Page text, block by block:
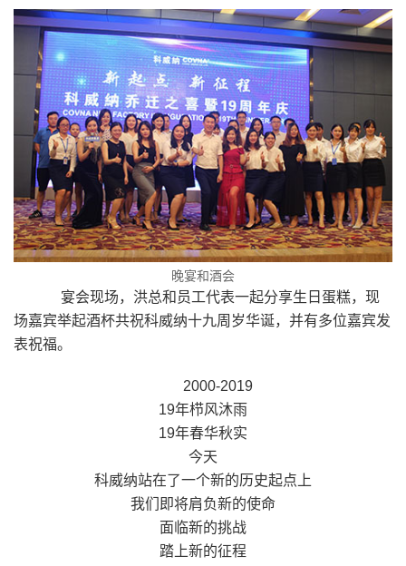
晚宴和酒会
宴会现场，洪总和员工代表一起分享生日蛋糕，现
场嘉宾举起酒杯共祝科威纳十九周岁华诞，并有多位嘉宾发
表祝福。
2000-2019
19年栉风沐雨
19年春华秋实
今天
科威纳站在了一个新的历史起点上
我们即将肩负新的使命
面临新的挑战
踏上新的征程